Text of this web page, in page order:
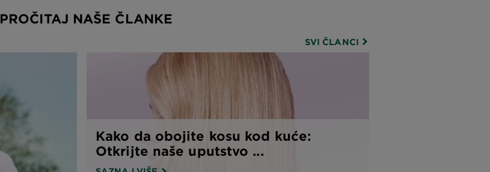
PROČITAJ NAŠE ČLANKE
SVI ČLANCI
Kako da obojite kosu kod kuće:
Otkrijte naše uputstvo ...